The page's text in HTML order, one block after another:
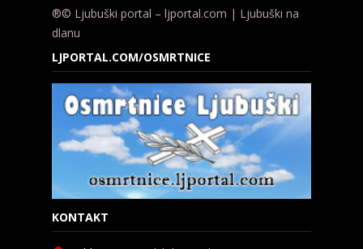
®© Ljubuški portal – ljportal.com | Ljubuški na
dlanu
LJPORTAL.COM/OSMRTNICE
KONTAKT